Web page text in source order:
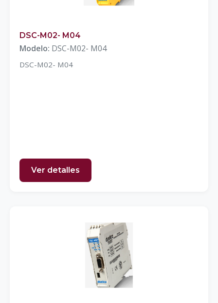
DSC-M02- M04
Modelo: DSC-M02- M04
DSC-M02- M04
Ver detalles